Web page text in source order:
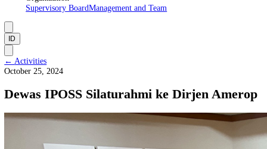
About Us
ManifestoVision and MissionInstitutional Framework
ID
←Activities
Dewas IPOSS Silaturahmi ke Dirjen